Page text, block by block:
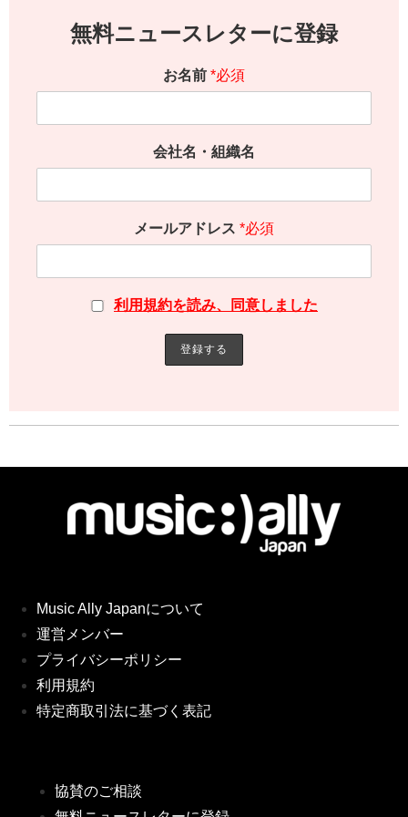
無料ニュースレターに登録
お名前 *必須
会社名・組織名
メールアドレス *必須
利用規約を読み、同意しました
Music Ally Japanについて
運営メンバー
プライバシーポリシー
利用規約
特定商取引法に基づく表記
協賛のご相談